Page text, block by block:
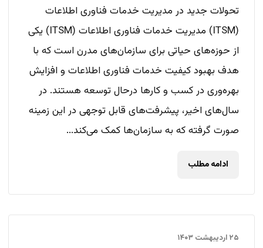
تحولات جدید در مدیریت خدمات فناوری اطلاعات
(ITSM) مدیریت خدمات فناوری اطلاعات (ITSM) یکی
از حوزه‌های حیاتی برای سازمان‌های مدرن است که با
هدف بهبود کیفیت خدمات فناوری اطلاعات و افزایش
بهره‌وری در کسب و کارها درحال توسعه هستند. در
سال‌های اخیر، پیشرفت‌های قابل توجهی در این زمینه
صورت گرفته که به سازمان‌ها کمک می‌کند...
ادامه مطلب
۲۵ اردیبهشت ۱۴۰۳